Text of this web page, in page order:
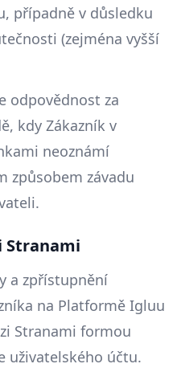
případně v důsledku
(zejména vyšší
odpovědnost za
kdy Zákazník v
neoznámí
způsobem závadu
Stranami
a zpřístupnění
na Platformě Igluu
Stranami formou
uživatelského účtu.